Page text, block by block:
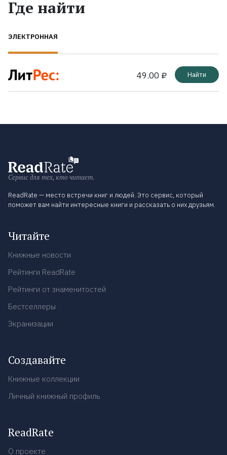
Где найти
ЭЛЕКТРОННАЯ
49.00 ₽ Найти
Сервис для тех, кто читает.
ReadRate — место встречи книг и людей. Это сервис, который
поможет вам найти интересные книги и рассказать о них друзьям.
Читайте
Книжные новости
Рейтинги ReadRate
Рейтинги от знаменитостей
Бестселлеры
Экранизации
Создавайте
Книжные коллекции
Личный книжный профиль
ReadRate
О проекте